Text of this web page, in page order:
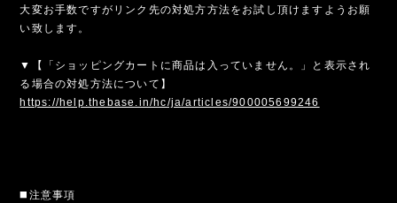
大変お手数ですがリンク先の対処方方法をお試し頂けますようお願
い致します。
▼【「ショッピングカートに商品は入っていません。」と表示され
る場合の対処方法について】
https://help.thebase.in/hc/ja/articles/900005699246
◼️注意事項